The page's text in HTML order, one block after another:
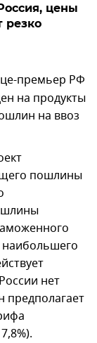
цены
резко
премьер РФ
на продукты
на ввоз
пошлины
нет
предполагает